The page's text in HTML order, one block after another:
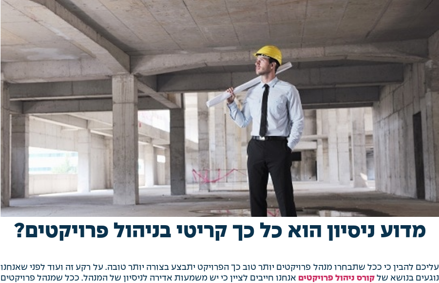
מדוע ניסיון הוא כל כך קריטי בניהול פרויקטים?
עליכם להבין כי ככל שתבחרו מנהל פרויקטים יותר טוב כך הפרויקט יתבצע בצורה יותר טובה. על רקע זה ועוד לפני שאנחנו
נוגעים בנושא של קורס ניהול פרויקטים אנחנו חייבים לציין כי יש משמעות אדירה לניסיון של המנהל. ככל שמנהל פרויקטים